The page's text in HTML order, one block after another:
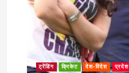
ट्रेंडिंग क्रिकेट देश-विदेश प्रदेश